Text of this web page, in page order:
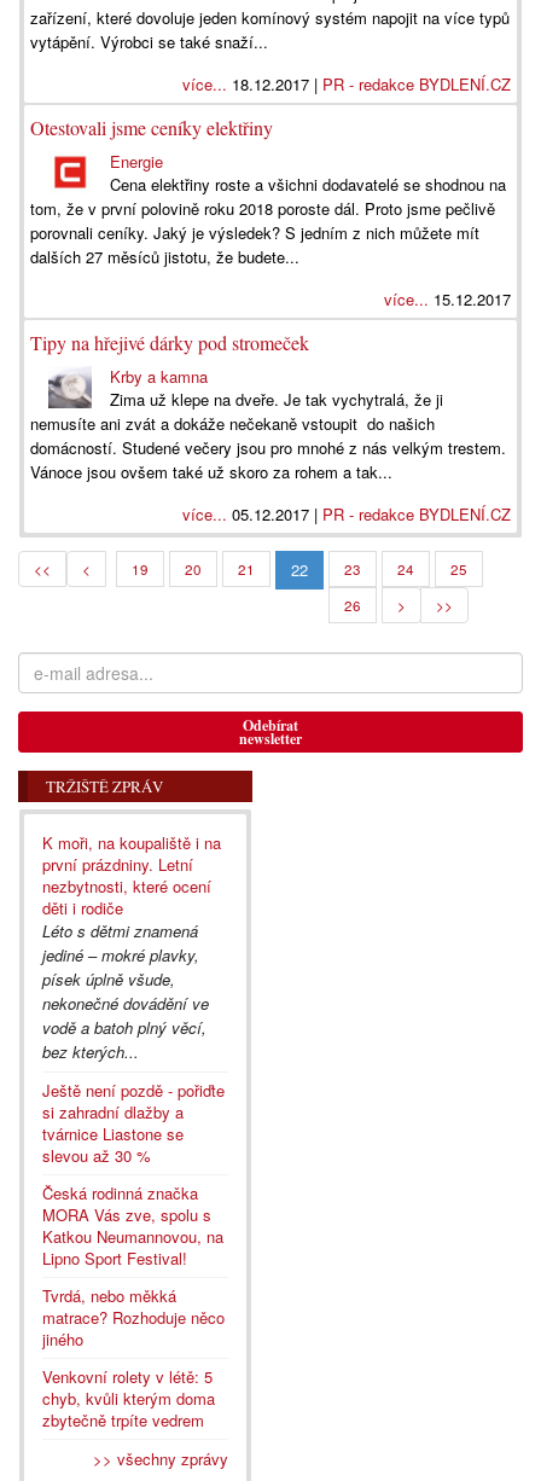
zařízení, které dovoluje jeden komínový systém napojit na více typů
vytápění. Výrobci se také snaží...
více... 18.12.2017 | PR - redakce BYDLENÍ.CZ
Otestovali jsme ceníky elektřiny
Energie
Cena elektřiny roste a všichni dodavatelé se shodnou na
tom, že v první polovině roku 2018 poroste dál. Proto jsme pečlivě
porovnali ceníky. Jaký je výsledek? S jedním z nich můžete mít
dalších 27 měsíců jistotu, že budete...
více... 15.12.2017
Tipy na hřejivé dárky pod stromeček
Krby a kamna
Zima už klepe na dveře. Je tak vychytralá, že ji
nemusíte ani zvát a dokáže nečekaně vstoupit do našich
domácností. Studené večery jsou pro mnohé z nás velkým trestem.
Vánoce jsou ovšem také už skoro za rohem a tak...
více... 05.12.2017 | PR - redakce BYDLENÍ.CZ
<< < 19 20 21 22 23 24
25
26
> >>
Odebírat
newsletter
TRŽIŠTĚ ZPRÁV
K moři, na koupaliště i na
první prázdniny. Letní
nezbytnosti, které ocení
děti i rodiče
Léto s dětmi znamená
jediné – mokré plavky,
písek úplně všude,
nekonečné dovádění ve
vodě a batoh plný věcí,
bez kterých...
Ještě není pozdě - pořiďte
si zahradní dlažby a
tvárnice Liastone se
slevou až 30 %
Česká rodinná značka
MORA Vás zve, spolu s
Katkou Neumannovou, na
Lipno Sport Festival!
Tvrdá, nebo měkká
matrace? Rozhoduje něco
jiného
Venkovní rolety v létě: 5
chyb, kvůli kterým doma
zbytečně trpíte vedrem
>> všechny zprávy